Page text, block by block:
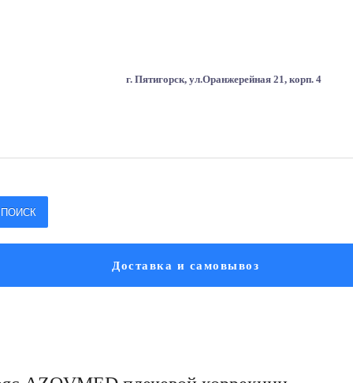
г. Пятигорск, ул.Оранжерейная 21, корп. 4
ПОИСК
Доставка и самовывоз